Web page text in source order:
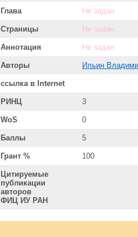
Глава Не задан
Страницы Не задан
Аннотация Не задан
Авторы Ильин
ссылка в Internet
РИНЦ 3
WoS 0
Баллы 5
Грант % 100
Цитируемые
публикации
авторов
ФИЦ ИУ РАН